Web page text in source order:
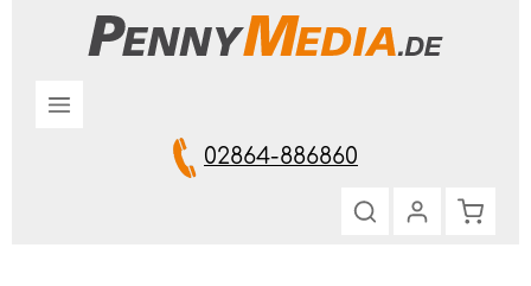
Zum Hauptinhalt springen
02864-886860